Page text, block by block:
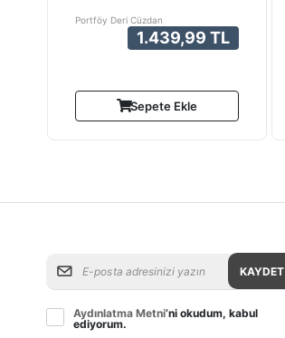
Portföy Deri Cüzdan
1.439,99 TL
Sepete Ekle
KAYDET
Aydınlatma Metni’ni okudum, kabul
ediyorum.